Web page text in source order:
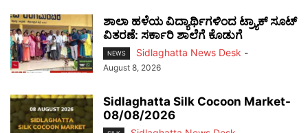
ಶಾಲಾ ಹಳೆಯ ವಿದ್ಯಾರ್ಥಿಗಳಿಂದ ಟ್ರ್ಯಾಕ್‌ ಸೂಟ್
ವಿತರಣೆ: ಸರ್ಕಾರಿ ಶಾಲೆಗೆ ಕೊಡುಗೆ
NEWS Sidlaghatta News Desk -
August 8, 2026
Sidlaghatta Silk Cocoon Market-
08/08/2026